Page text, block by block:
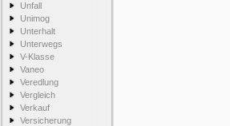
Unfall
Unimog
Unterhalt
Unterwegs
V-Klasse
Vaneo
Veredlung
Vergleich
Verkauf
Versicherung